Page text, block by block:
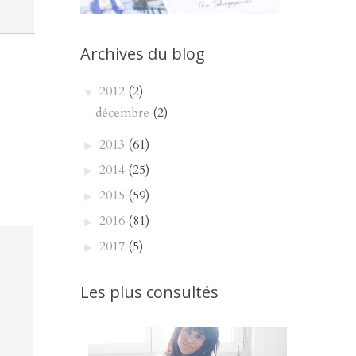
Archives du blog
▼ 2012 (2)
décembre (2)
► 2013 (61)
► 2014 (25)
► 2015 (59)
► 2016 (81)
► 2017 (5)
Les plus consultés